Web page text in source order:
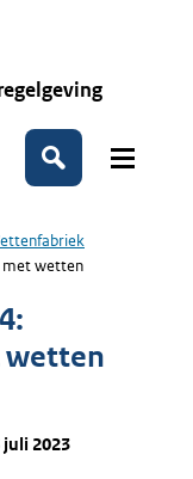
Zoeken
met wetten
wetten
2023